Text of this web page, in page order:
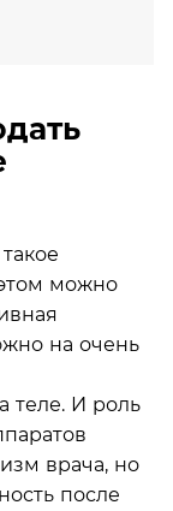
можно
на очень
теле. И роль
врача, но
после